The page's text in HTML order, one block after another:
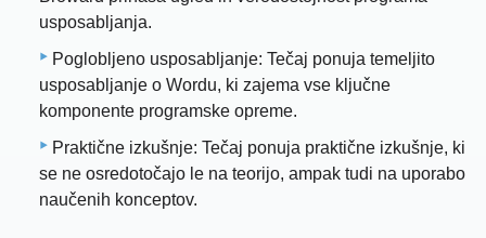
usposabljanja.
Poglobljeno usposabljanje: Tečaj ponuja temeljito
usposabljanje o Wordu, ki zajema vse ključne
komponente programske opreme.
Praktične izkušnje: Tečaj ponuja praktične izkušnje, ki
se ne osredotočajo le na teorijo, ampak tudi na uporabo
naučenih konceptov.